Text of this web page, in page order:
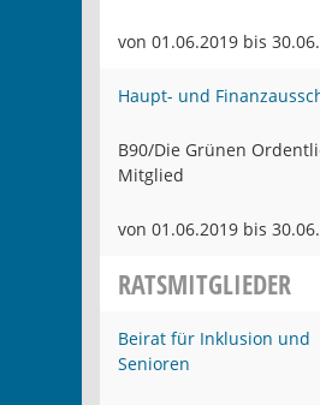
von 01.06.2019 bis
Haupt- und
B90/Die Grünen
Mitglied
von 01.06.2019 bis
RATSMITGLIEDER
Beirat für Inklusion und
Senioren